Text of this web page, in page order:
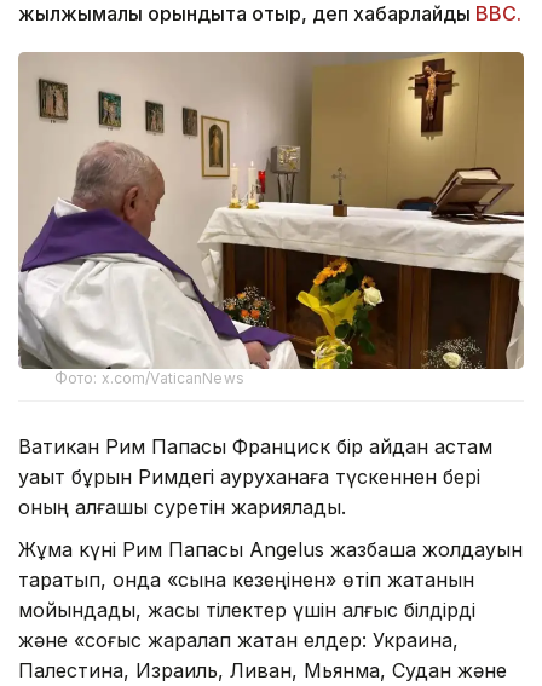
жылжымалы орындықта отыр, деп хабарлайды ВВС.
Фото: x.com/VaticanNews
Ватикан Рим Папасы Франциск бір айдан астам
уақыт бұрын Римдегі ауруханаға түскеннен бері
оның алғашқы суретін жариялады.
Жұма күні Рим Папасы Angelus жазбаша жолдауын
таратып, онда «сынақ кезеңінен» өтіп жатқанын
мойындады, жақсы тілектер үшін алғыс білдірді
және «соғыс жаралап жатқан елдер: Украина,
Палестина, Израиль, Ливан, Мьянма, Судан және